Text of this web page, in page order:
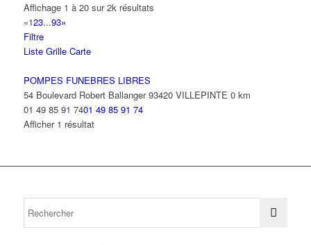
Affichage 1 à 20 sur 2k résultats
«123...93»
Filtre
Liste Grille Carte
POMPES FUNEBRES LIBRES
54 Boulevard Robert Ballanger 93420 VILLEPINTE 0 km
01 49 85 91 7401 49 85 91 74
Afficher 1 résultat